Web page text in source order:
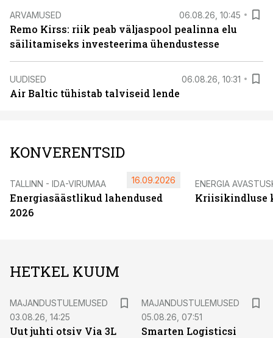
ARVAMUSED 06.08.26, 10:45
Remo Kirss: riik peab väljaspool pealinna elu
säilitamiseks investeerima ühendustesse
UUDISED 06.08.26, 10:31
Air Baltic tühistab talviseid lende
KONVERENTSID
TALLINN - IDA-VIRUMAA
Energiasäästlikud lahendused
2026
16.09.2026 ENERGIA
Kriisikindluse
HETKEL KUUM
MAJANDUSTULEMUSED
03.08.26, 14:25
Uut juhti otsiv Via 3L
MAJANDUSTULEMUSED
05.08.26, 07:51
Smarten Logisticsi